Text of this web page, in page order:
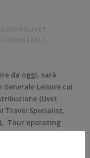
da oggi, sarà
Leisure cui
(Uvet
Travel Specialist,
Tour operating
alberghiera e